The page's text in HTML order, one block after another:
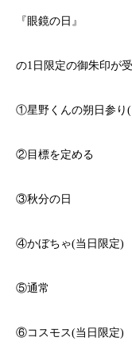
『眼鏡の日』
の1 日限定の御朱印が
①星野くんの朔日参り (
②目標を定める
③秋分の日
④かぼちゃ(当日限定)
⑤通常
⑥コスモス(当日限定)